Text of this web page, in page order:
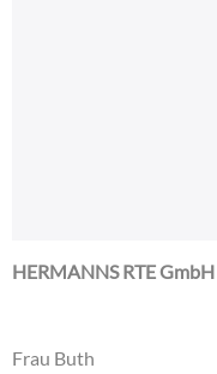
HERMANNS RTE GmbH
Frau Buth